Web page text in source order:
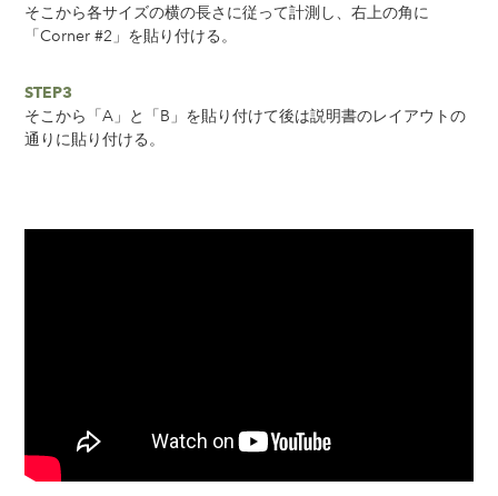
そこから各サイズの横の長さに従って計測し、右上の角に
「Corner #2」を貼り付ける。
STEP3
そこから「A」と「B」を貼り付けて後は説明書のレイアウトの
通りに貼り付ける。